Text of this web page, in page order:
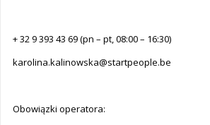
+ 32 9 393 43 69 (pn – pt, 08:00 – 16:30)
karolina.kalinowska@startpeople.be
Obowiązki operatora: